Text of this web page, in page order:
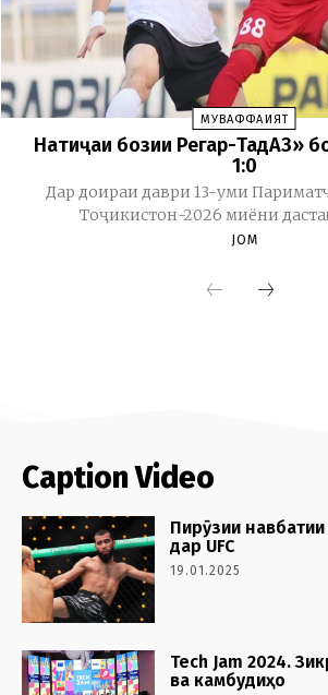
Caption Video
Пирӯзии
дар UFC
19.01.2025
Tech Jam 2024.
ва камбудиҳо